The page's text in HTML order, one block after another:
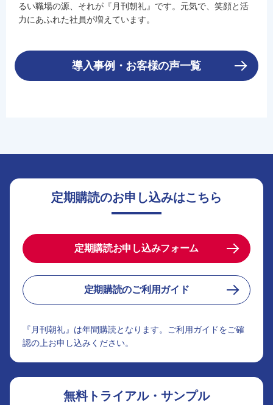
るい職場の源、それが『月刊朝礼』です。元気で、笑顔と活
力にあふれた社員が増えています。
導入事例・お客様の声一覧
定期購読のお申し込みはこちら
定期購読お申し込みフォーム
定期購読のご利用ガイド
『月刊朝礼』は年間購読となります。ご利用ガイドをご確
認の上お申し込みください。
無料トライアル・サンプル